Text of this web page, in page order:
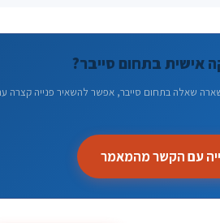
אישית בתחום סייבר?
שאלה בתחום סייבר, אפשר להשאיר פנייה קצרה
עם הקשר מהמאמר